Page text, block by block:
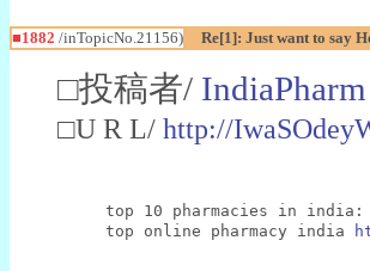
■1882 /inTopicNo.21156) Re[1]: Just want to say
□投稿者/ IndiaPharm
□U R L/ http://
top 10 pharmacies in
top online pharmacy india